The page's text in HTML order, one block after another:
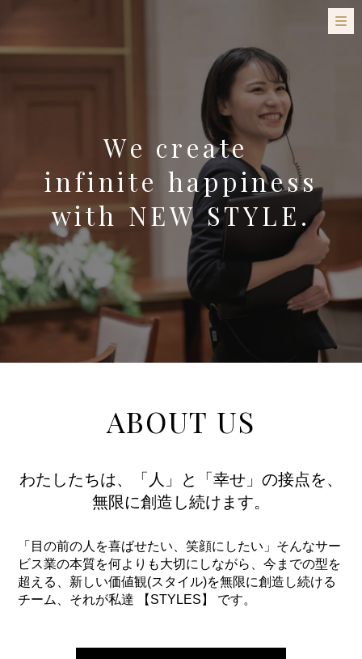
We create
infinite happiness
with NEW STYLE.
ABOUT US
わたしたちは、「人」と「幸せ」の接点を、
無限に創造し続けます。
「目の前の人を喜ばせたい、笑顔にしたい」そんなサー
ビス業の本質を何よりも大切にしながら、今までの型を
超える、新しい価値観(スタイル)を無限に創造し続ける
チーム、それが私達 【STYLES】 です。